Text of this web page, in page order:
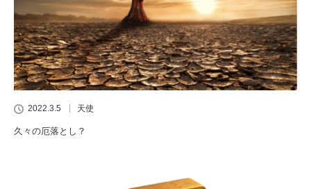
2022.3.5 天使
久々の厄落とし？